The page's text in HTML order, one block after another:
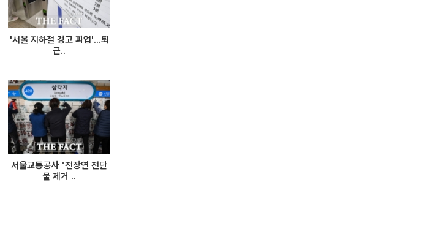
'서울 지하철 경고 파업'...퇴
근..
서울교통공사 "전장연 전단
물 제거 ..